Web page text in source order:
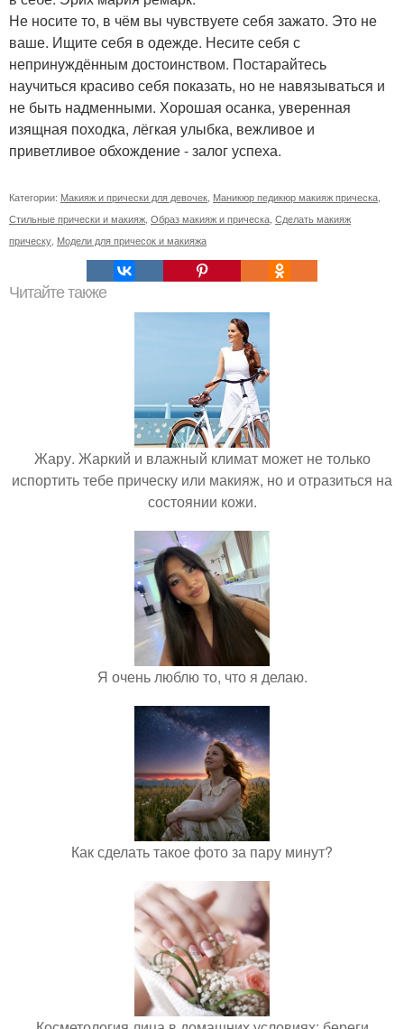
Не носите то, в чём вы чувствуете себя зажато. Это не
ваше. Ищите себя в одежде. Несите себя с
непринуждённым достоинством. Постарайтесь
научиться красиво себя показать, но не навязываться и
не быть надменными. Хорошая осанка, уверенная
изящная походка, лёгкая улыбка, вежливое и
приветливое обхождение - залог успеха.
Категории: Макияж и прически для девочек Маникюр педикюр макияж прическа
Стильные прически и макияж Образ макияж и прическа Сделать макияж
прическу Модели для причесок и макияжа
Читайте также
Жару. Жаркий и влажный климат может не только
испортить тебе прическу или макияж, но и отразиться на
состоянии кожи.
Я очень люблю то, что я делаю.
Как сделать такое фото за пару минут?